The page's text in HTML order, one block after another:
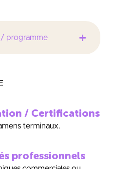
programme
/ Certifications
terminaux.
professionnels